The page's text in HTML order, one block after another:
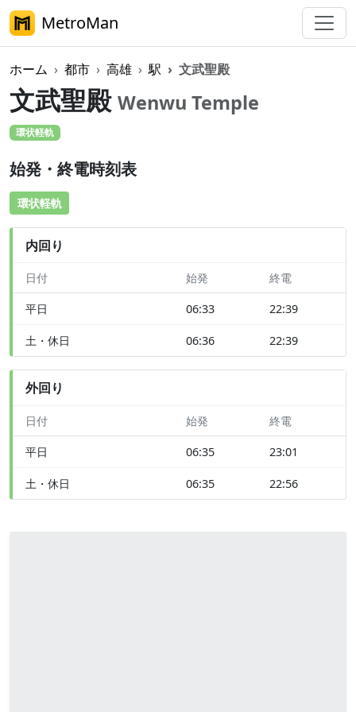
MetroMan
ホーム 都市 高雄 駅 文武聖殿
文武聖殿 Wenwu Temple
環状軽軌
始発・終電時刻表
環状軽軌
内回り
日付 始発 終電
平日 06:33 22:39
土・休日 06:36 22:39
外回り
日付 始発 終電
平日 06:35 23:01
土・休日 06:35 22:56